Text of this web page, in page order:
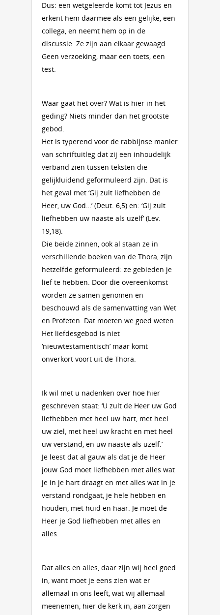
Dus: een wetgeleerde komt tot Jezus en
erkent hem daarmee als een gelijke, een
collega, en neemt hem op in de
discussie. Ze zijn aan elkaar gewaagd.
Geen verzoeking, maar een toets, een
test.
Waar gaat het over? Wat is hier in het
geding? Niets minder dan het grootste
gebod.
Het is typerend voor de rabbijnse manier
van schriftuitleg dat zij een inhoudelijk
verband zien tussen teksten die
gelijkluidend geformuleerd zijn. Dat is
het geval met ‘Gij zult liefhebben de
Heer, uw God…’ (Deut. 6,5) en: ‘Gij zult
liefhebben uw naaste als uzelf’ (Lev.
19,18).
Die beide zinnen, ook al staan ze in
verschillende boeken van de Thora, zijn
hetzelfde geformuleerd: ze gebieden je
lief te hebben. Door die overeenkomst
worden ze samen genomen en
beschouwd als de samenvatting van Wet
en Profeten. Dat moeten we goed weten.
Het liefdesgebod is niet
‘nieuwtestamentisch’ maar komt
onverkort voort uit de Thora.
Ik wil met u nadenken over hoe hier
geschreven staat: ‘U zult de Heer uw God
liefhebben met heel uw hart, met heel
uw ziel, met heel uw kracht en met heel
uw verstand, en uw naaste als uzelf.’
Je leest dat al gauw als dat je de Heer
jouw God moet liefhebben met alles wat
je in je hart draagt en met alles wat in je
verstand rondgaat, je hele hebben en
houden, met huid en haar. Je moet de
Heer je God liefhebben met alles en
alles.
Dat alles en alles, daar zijn wij heel goed
in, want moet je eens zien wat er
allemaal in ons leeft, wat wij allemaal
meenemen, hier de kerk in, aan zorgen